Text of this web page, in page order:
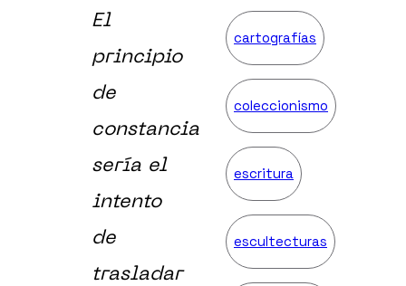
El
principio
de
constancia
sería el
intento
de
trasladar
cartografías
coleccionismo
escritura
escultecturas